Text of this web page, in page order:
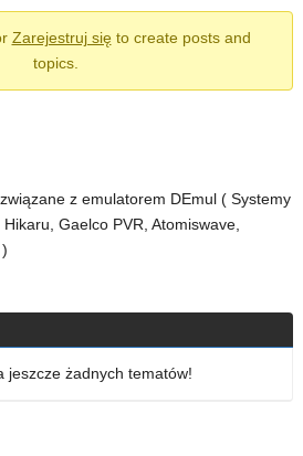
Zarejestruj się to create posts and
topics.
z emulatorem DEmul ( Systemy
Gaelco PVR, Atomiswave,
jeszcze żadnych tematów!